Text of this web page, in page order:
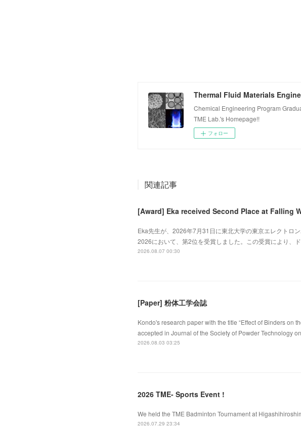
Thermal Fluid Materials
Chemical Engineering Program
TME Lab.'s Homepage!!
フォロー
関連記事
[Award] Eka received Second Place at Falling
Eka先生が、2026年7月31日に東北大学の東京エレクトロ
2026において、第2位を受賞しました。この受賞により、
2026.08.07 00:30
[Paper] 粉体工学会誌
Kondo's research paper with the title “Effect of Binders on
accepted in Journal of the Society of Powder Technology
2026.08.03 03:25
2026 TME- Sports Event !
We held the TME Badminton Tournament at
2026.07.29 23:34